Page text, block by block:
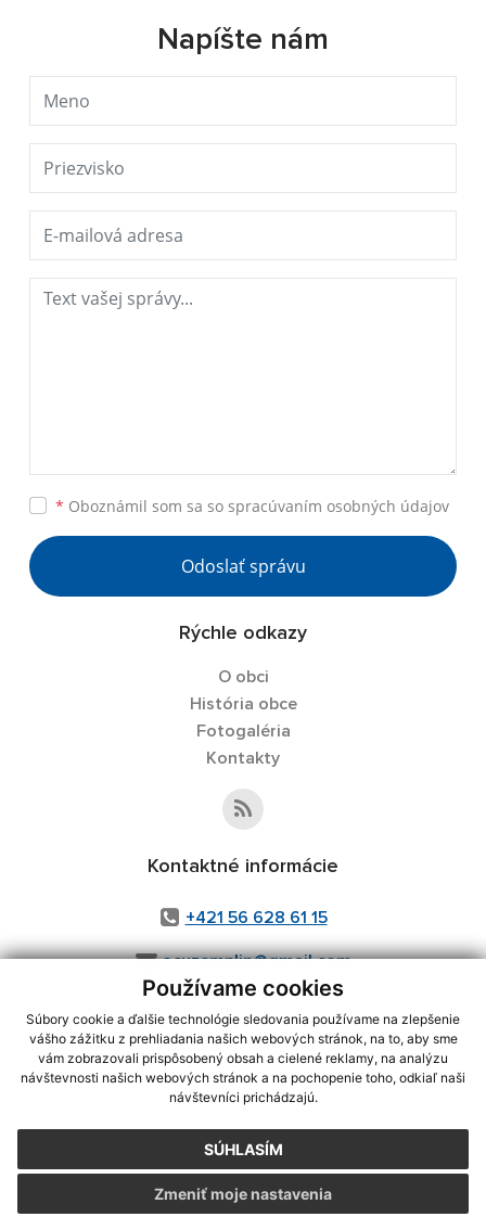
Používame cookies
Súbory cookie a ďalšie technológie sledovania používame na zlepšenie
vášho zážitku z prehliadania našich webových stránok, na to, aby sme
vám zobrazovali prispôsobený obsah a cielené reklamy, na analýzu
návštevnosti našich webových stránok a na pochopenie toho, odkiaľ naši
návštevníci prichádzajú.
SÚHLASÍM
Zmeniť moje nastavenia
Napíšte nám
* Oboznámil som sa so spracúvaním osobných údajov
Odoslať správu
Rýchle odkazy
O obci
História obce
Fotogaléria
Kontakty
Kontaktné informácie
+421 56 628 61 15
ocuzemplin@gmail.com
využite možnosť získavania aktuálnych informácií s využitím RSS
CMS systém (redakčný) systém ECHELON 2,Mapa stránok,web portál
webex.digital, s.r.o.,domény,registrácia domény
Posledná aktualizácia:29.07.2026
Vytlačiť stránku|Vyhlásenie o prístupnosti